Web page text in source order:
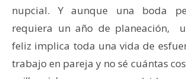
nupcial. Y aunque una boda
requiera un año de planeación,
feliz implica toda una vida de
trabajo en pareja y no sé cuántas